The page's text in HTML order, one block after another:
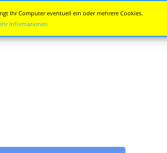
Ihr Computer eventuell ein oder mehrere Cookies.
Informationen